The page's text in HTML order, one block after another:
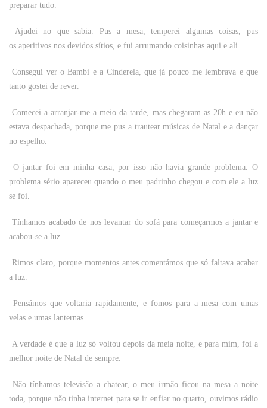
preparar tudo.
Ajudei no que sabia. Pus a mesa, temperei algumas coisas, pus
os aperitivos nos devidos sítios, e fui arrumando coisinhas aqui e ali.
Consegui ver oBambi e a Cinderela, que já pouco me lembrava e que
tanto gostei de rever.
Comecei a arranjar-me a meio da tarde, mas chegaram as 20h e eu não
estava despachada, porque me pus a trautear músicas de Natal e a dançar
no espelho.
O jantar foi em minha casa, por isso não havia grande problema. O
problema sério apareceu quando o meu padrinho chegou e com ele a luz
se foi.
Tínhamos acabado de nos levantar do sofá para começarmos a jantar e
acabou-se a luz.
Rimos claro, porque momentos antes comentámos que só faltava acabar
a luz.
Pensámos que voltaria rapidamente, e fomos para a mesa com umas
velas e umas lanternas.
A verdade é que a luz só voltou depois da meia noite, e para mim, foi a
melhor noite de Natal de sempre.
Não tínhamos televisão a chatear, o meu irmão ficou na mesa a noite
toda, porque não tinha internet para se ir enfiar no quarto, ouvimos rádio